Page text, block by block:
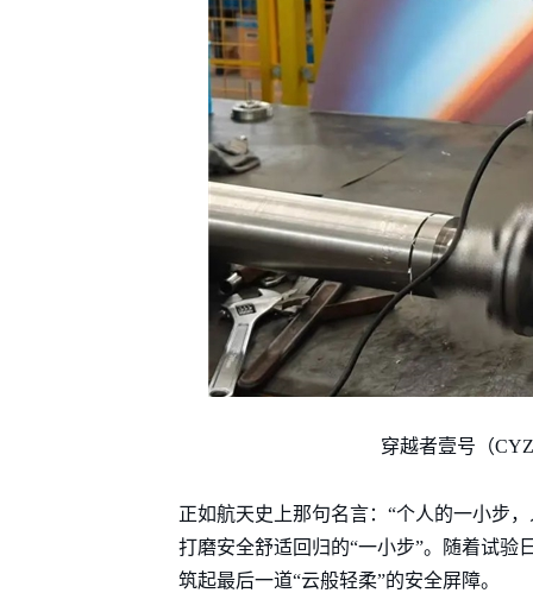
穿越者壹号（
正如航天史上那句名言：“个人的一小步
打磨安全舒适回归的“一小步”。随着试验
筑起最后一道“云般轻柔”的安全屏障。